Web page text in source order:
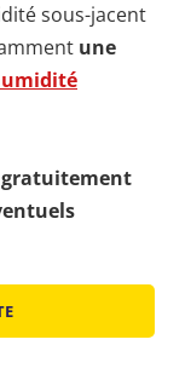
sous-jacent
une